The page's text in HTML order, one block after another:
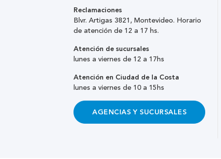
Reclamaciones
Blvr. Artigas 3821, Montevideo. Horario
de atención de 12 a 17 hs.
Atención de sucursales
lunes a viernes de 12 a 17hs
Atención en Ciudad de la Costa
lunes a viernes de 10 a 15hs
AGENCIAS Y SUCURSALES